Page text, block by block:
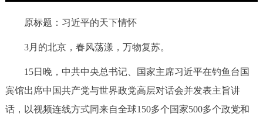
个人服务 法人服务
中介服务 阳光政务
原标题：习近平的天下情怀
3月的北京，春风荡漾，万物复苏。
15日晚，中共中央总书记、国家主席习近平在钓鱼台国
宾馆出席中国共产党与世界政党高层对话会并发表主旨讲
话，以视频连线方式同来自全球150多个国家500多个政党和